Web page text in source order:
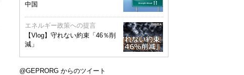
中国
エネルギー政策への提言
【Vlog】守れない約束「46％削
減」
@GEPRORG からのツイート